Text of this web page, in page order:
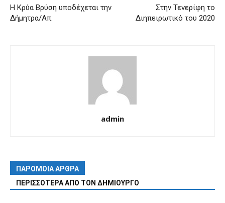
Η Κρύα Βρύση υποδέχεται την
Δήμητρα/Απ.
Στην Τενερίφη το
Διηπειρωτικό του 2020
admin
ΠΑΡΟΜΟΙΑ ΑΡΘΡΑ
ΠΕΡΙΣΣΟΤΕΡΑ ΑΠΟ ΤΟΝ ΔΗΜΙΟΥΡΓΟ